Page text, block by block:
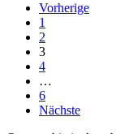
Vorherige
1
2
3
4
…
6
Nächste